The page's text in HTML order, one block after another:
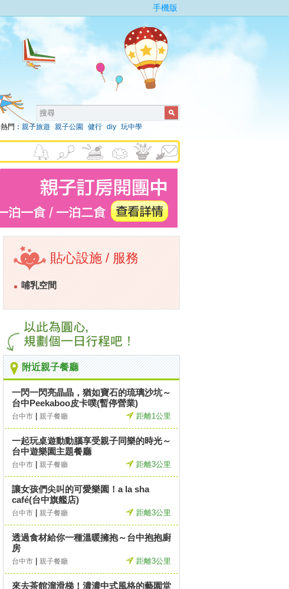
手機版
熱門： 親子旅遊 親子公園 健行 diy 玩中學
貼心設施 / 服務
哺乳空間
附近親子餐廳
一閃一閃亮晶晶，猶如寶石的琉璃沙坑～
台中Peekaboo皮卡噗(暫停營業)
台中市 親子餐廳 距離1公里
一起玩桌遊動動腦享受親子同樂的時光～
台中遊樂園主題餐廳
台中市 親子餐廳 距離3公里
讓女孩們尖叫的可愛樂園！a la sha
café(台中旗艦店)
台中市 親子餐廳 距離3公里
透過食材給你一種溫暖擁抱～台中抱抱廚
房
台中市 親子餐廳 距離3公里
來去茶館溜滑梯！濃濃中式風格的藝園堂